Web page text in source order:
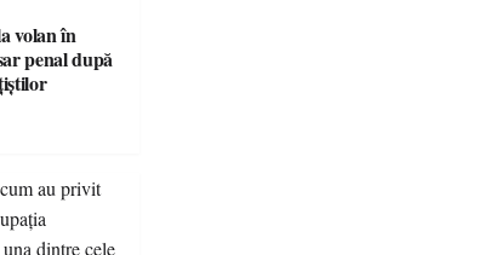
volan în
penal după